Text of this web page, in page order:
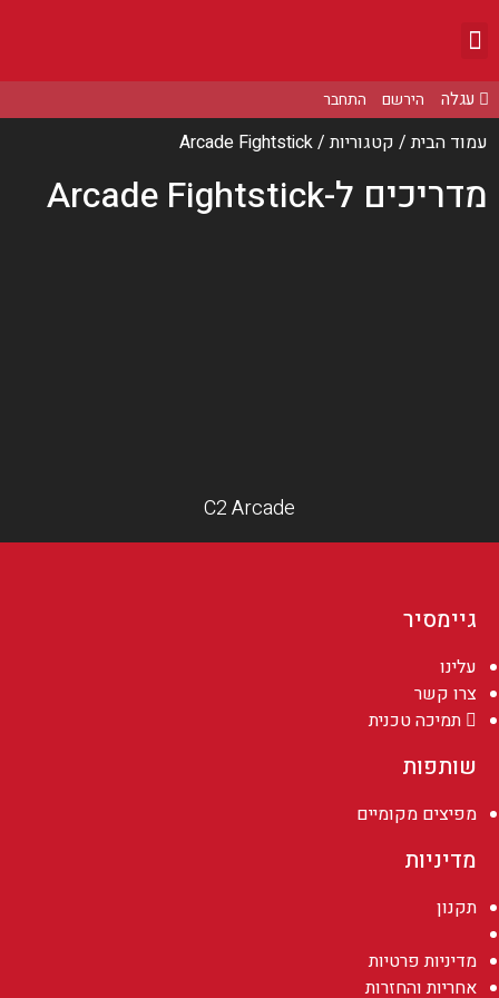
הירשם התחבר
עמוד הבית/ קטגוריות / Arcade Fightstick
מדריכים ל-Arcade Fightstick
C2 Arcade
גיימסיר
עלינו
צרו קשר
תמיכה טכנית
שותפות
מפיצים מקומיים
מדיניות
תקנון
מדיניות פרטיות
אחריות והחזרות